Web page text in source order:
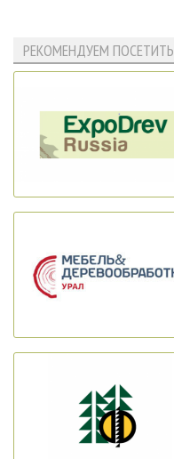
РЕКОМЕНДУЕМ ПОСЕТИТЬ